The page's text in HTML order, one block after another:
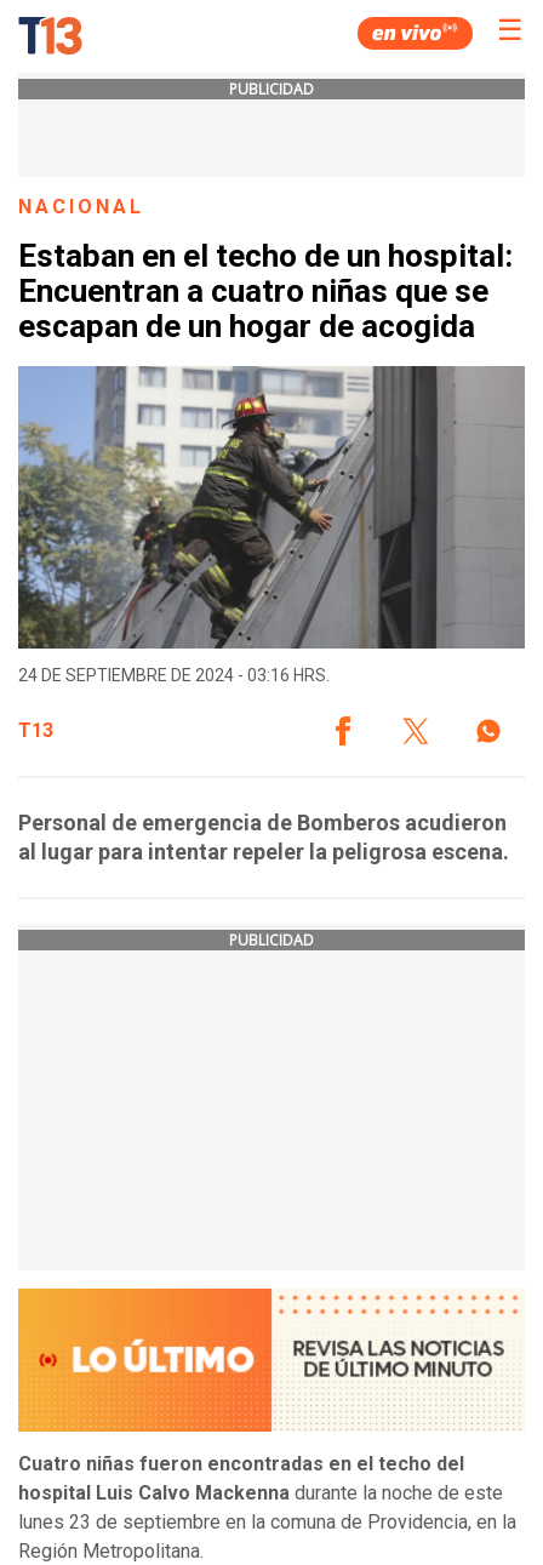
☰
PUBLICIDAD
NACIONAL
Estaban en el techo de un hospital:
Encuentran a cuatro niñas que se
escapan de un hogar de acogida
24 DE SEPTIEMBRE DE 2024 - 03:16 HRS.
T13
Personal de emergencia de Bomberos acudieron
al lugar para intentar repeler la peligrosa escena.
PUBLICIDAD
Cuatro niñas fueron encontradas en el techo del
hospital Luis Calvo Mackenna durante la noche de este
lunes 23 de septiembre en la comuna de Providencia, en la
Región Metropolitana.